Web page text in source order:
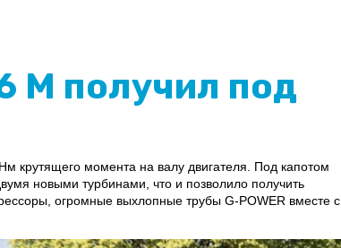
M получил под
крутящего момента на валу двигателя. Под капотом
новыми турбинами, что и позволило получить
огромные выхлопные трубы G-POWER вместе с